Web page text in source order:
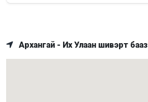
Архангай - Их Улаан шивэрт бааз